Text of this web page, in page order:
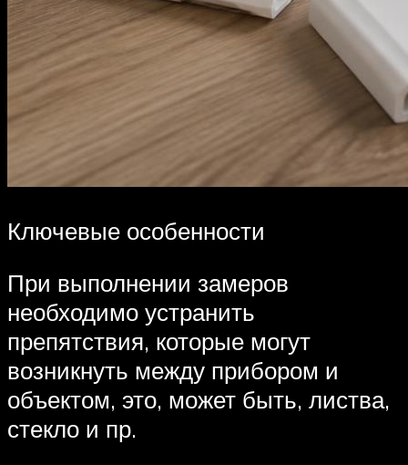
Ключевые особенности
При выполнении замеров
необходимо устранить
препятствия, которые могут
возникнуть между прибором и
объектом, это, может быть, листва,
стекло и пр.